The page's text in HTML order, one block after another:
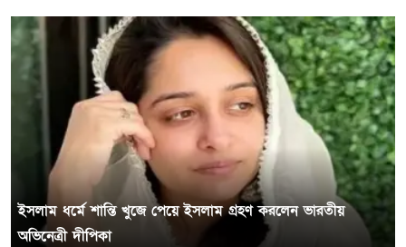
ইসলাম ধর্মে শান্তি খুজে পেয়ে ইসলাম গ্রহণ করলেন ভারতীয়
অভিনেত্রী দীপিকা